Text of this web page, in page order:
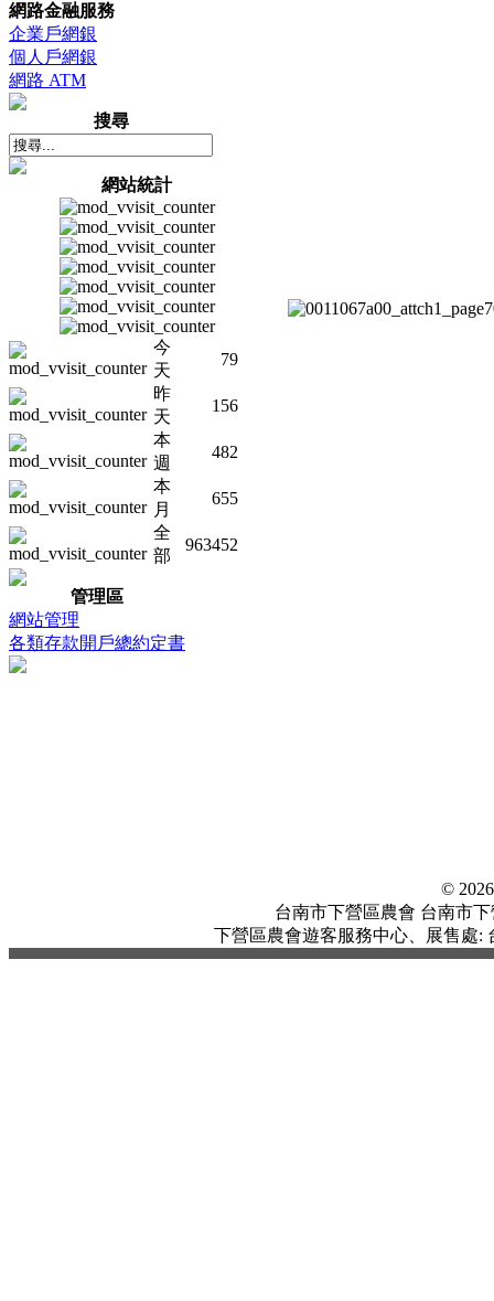
網路金融服務
企業戶網銀
個人戶網銀
網路 ATM
搜尋
網站統計
今
天
79
昨
天
156
本
週
482
本
月
655
全
部
963452
管理區
網站管理
各類存款開戶總約定書
©
台南市下營區農會 台南市下
下營區農會遊客服務中心、展售處: